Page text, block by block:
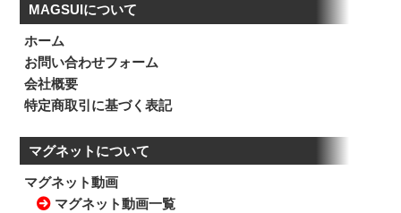
マグネットについて
マグネット動画
マグネット動画一覧
MAGSUIについて
ホーム
お問い合わせフォーム
会社概要
特定商取引に基づく表記